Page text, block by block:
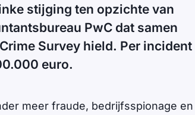
stijging ten opzichte van
PwC dat samen
Survey hield. Per incident
euro.
meer fraude, bedrijfsspionage en